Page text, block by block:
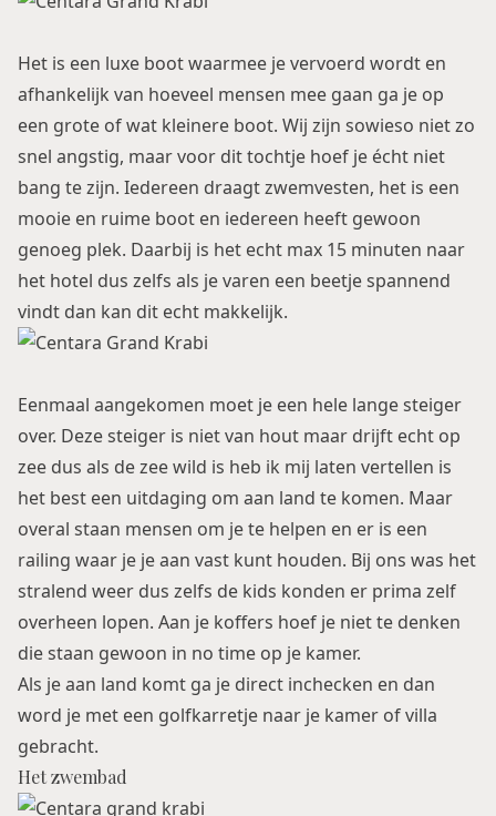
Het is een luxe boot waarmee je vervoerd wordt en
afhankelijk van hoeveel mensen mee gaan ga je op
een grote of wat kleinere boot. Wij zijn sowieso niet zo
snel angstig, maar voor dit tochtje hoef je écht niet
bang te zijn. Iedereen draagt zwemvesten, het is een
mooie en ruime boot en iedereen heeft gewoon
genoeg plek. Daarbij is het echt max 15 minuten naar
het hotel dus zelfs als je varen een beetje spannend
vindt dan kan dit echt makkelijk.
Eenmaal aangekomen moet je een hele lange steiger
over. Deze steiger is niet van hout maar drijft echt op
zee dus als de zee wild is heb ik mij laten vertellen is
het best een uitdaging om aan land te komen. Maar
overal staan mensen om je te helpen en er is een
railing waar je je aan vast kunt houden. Bij ons was het
stralend weer dus zelfs de kids konden er prima zelf
overheen lopen. Aan je koffers hoef je niet te denken
die staan gewoon in no time op je kamer.
Als je aan land komt ga je direct inchecken en dan
word je met een golfkarretje naar je kamer of villa
gebracht.
Het zwembad